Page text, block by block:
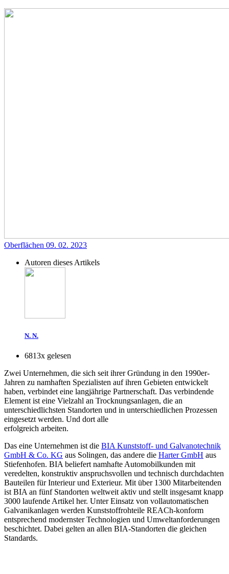
Oberflächen 09. 02. 2023
Autoren dieses Artikels
N. N.
6813x gelesen
Zwei Unternehmen, die sich seit ihrer Gründung in den 1990er-
Jahren zu namhaften Spezialisten auf ihren Gebieten entwickelt
haben, verbindet eine langjährige Partnerschaft. Das verbindende
Element ist eine Vielzahl an Trocknungsanlagen, die an
unterschiedlichsten Standorten und in unterschiedlichen Prozessen
eingesetzt werden. Und dort alle
erfolgreich arbeiten.
Das eine Unternehmen ist die BIA Kunststoff- und Galvanotechnik
GmbH & Co. KG aus Solingen, das andere die Harter GmbH aus
Stiefenhofen. BIA beliefert namhafte ­Automobilkunden mit
veredelten, konstruktiv anspruchsvollen und technisch durchdachten
Bauteilen für Interieur und Exterieur. Mit über 1300 Mitarbeitenden
ist BIA an fünf Standorten weltweit aktiv und stellt insgesamt knapp
3000 laufende Artikel her. Unter Einsatz von vollautomatischen
Galvanikanlagen werden Kunststoffrohteile REACh-konform
entsprechend modernster Technologien und Umwelt­anforderungen
beschichtet. Dabei gelten an allen BIA-Standorten die gleichen
Standards.